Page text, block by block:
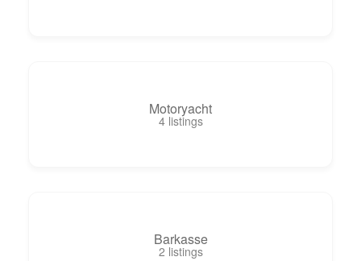
Motoryacht
4 listings
Barkasse
2 listings